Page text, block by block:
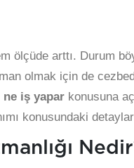
ölçüde arttı. Durum
olmak için de
ne iş yapar konusuna
konusundaki